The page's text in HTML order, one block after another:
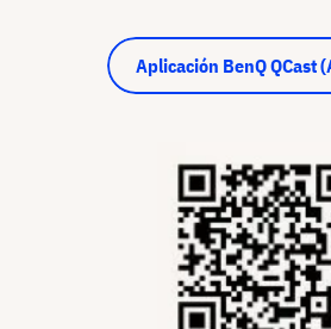
Aplicación BenQ QCast